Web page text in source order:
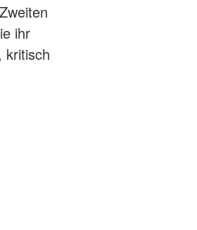
ihr
kritisch